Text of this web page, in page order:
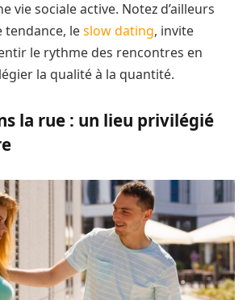
vie sociale active. Notez d’ailleurs
tendance, leslow dating, invite
le rythme des rencontres en
la qualité à la quantité.
la rue : un lieu privilégié